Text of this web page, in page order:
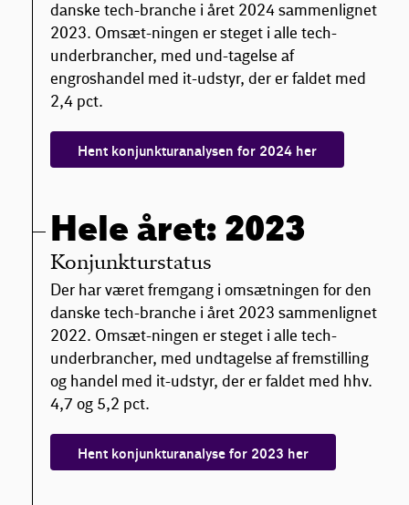
danske tech-branche i året 2024 sammenlignet
2023. Omsæt-ningen er steget i alle tech-
underbrancher, med und-tagelse af
engroshandel med it-udstyr, der er faldet med
2,4 pct.
Hent konjunkturanalysen for 2024 her
Hele året: 2023
Konjunkturstatus
Der har været fremgang i omsætningen for den
danske tech-branche i året 2023 sammenlignet
2022. Omsæt-ningen er steget i alle tech-
underbrancher, med undtagelse af fremstilling
og handel med it-udstyr, der er faldet med hhv.
4,7 og 5,2 pct.
Hent konjunkturanalyse for 2023 her